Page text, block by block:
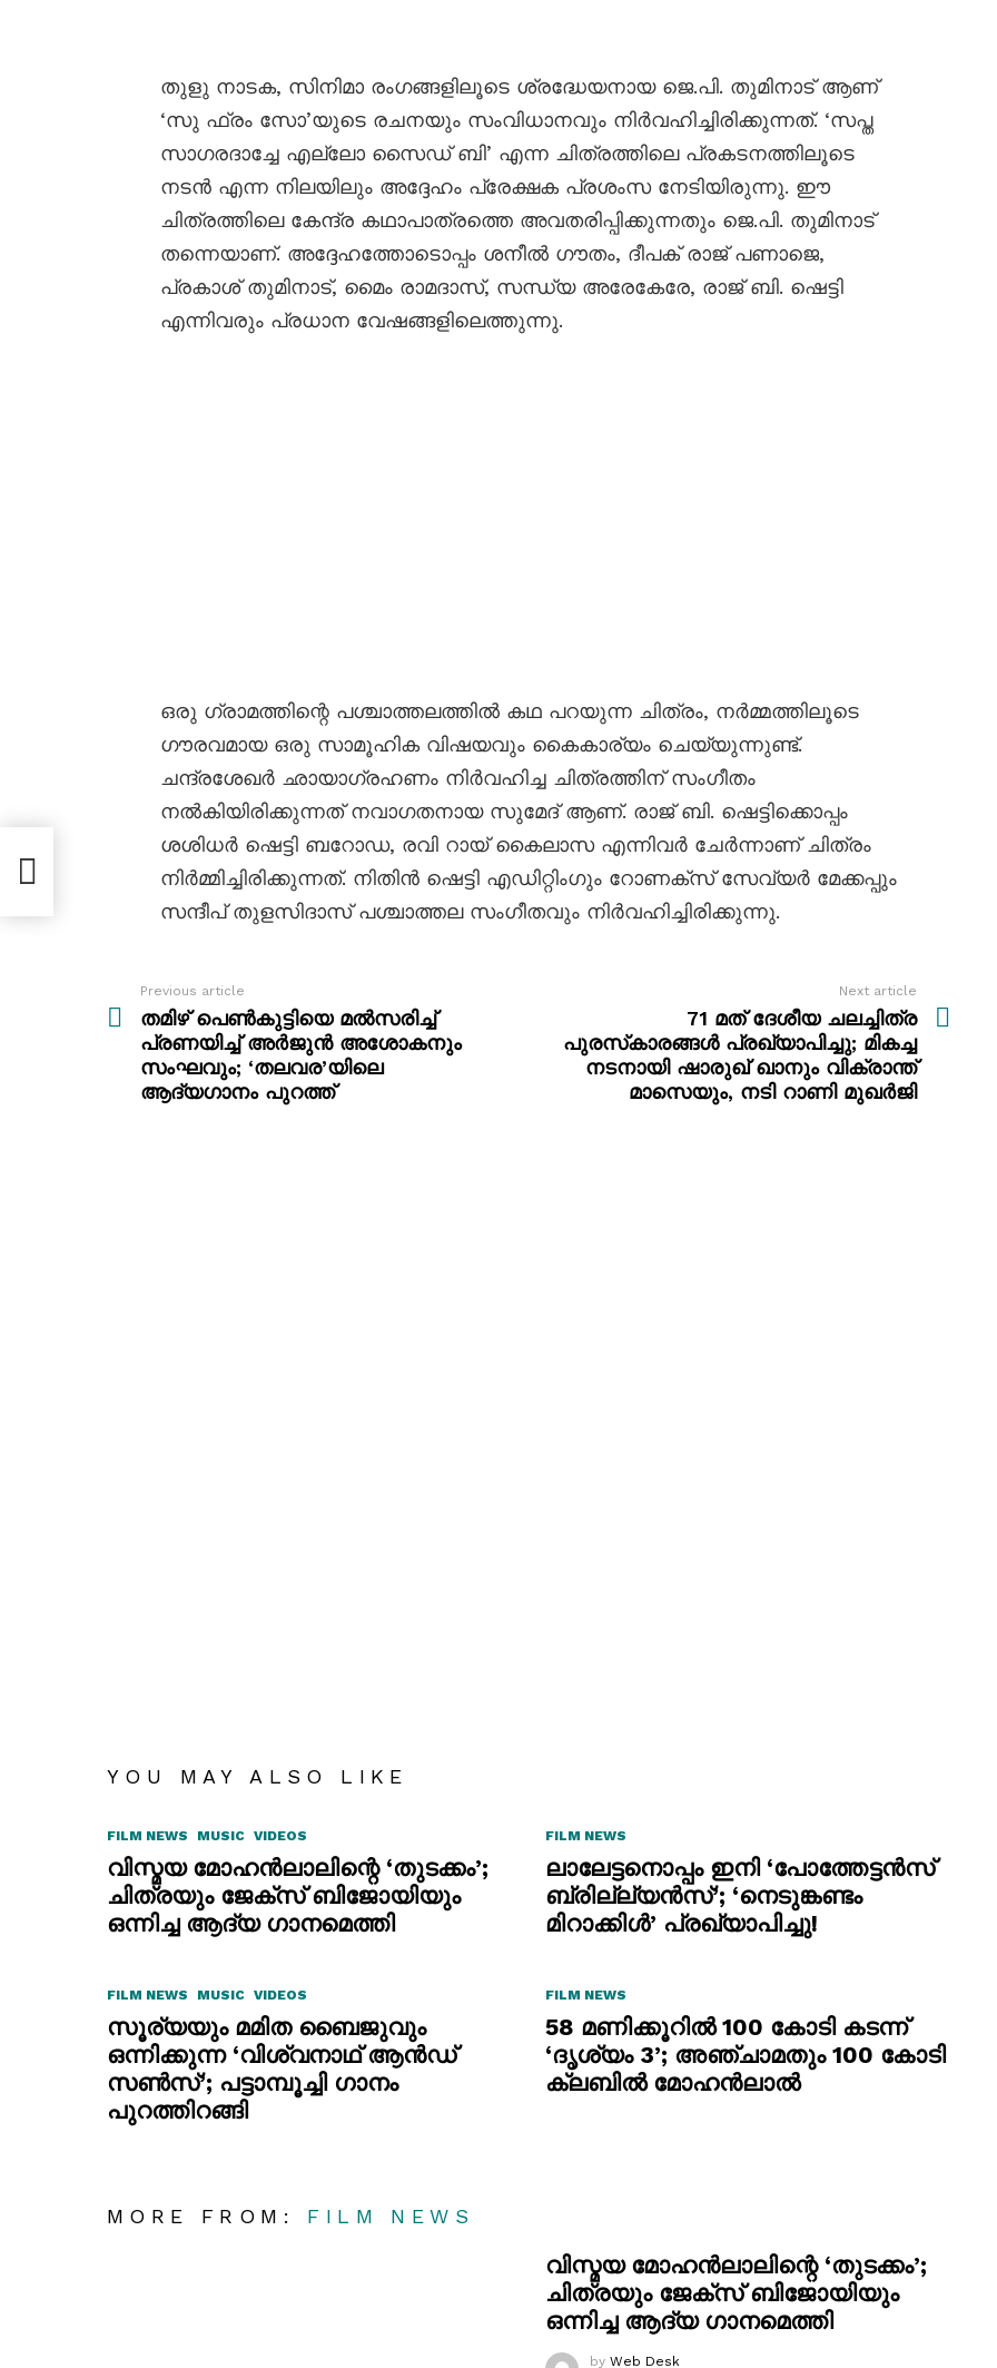
തുളു നാടക, സിനിമാ രംഗങ്ങളിലൂടെ ശ്രദ്ധേയനായ ജെ.പി. തുമിനാട് ആണ്
‘സു ഫ്രം സോ’യുടെ രചനയും സംവിധാനവും നിർവഹിച്ചിരിക്കുന്നത്. ‘സപ്ത
സാഗരദാച്ചേ എല്ലോ സൈഡ് ബി’ എന്ന ചിത്രത്തിലെ പ്രകടനത്തിലൂടെ
നടൻ എന്ന നിലയിലും അദ്ദേഹം പ്രേക്ഷക പ്രശംസ നേടിയിരുന്നു. ഈ
ചിത്രത്തിലെ കേന്ദ്ര കഥാപാത്രത്തെ അവതരിപ്പിക്കുന്നതും ജെ.പി. തുമിനാട്
തന്നെയാണ്. അദ്ദേഹത്തോടൊപ്പം ശനീൽ ഗൗതം, ദീപക് രാജ് പണാജെ,
പ്രകാശ് തുമിനാട്, മൈം രാമദാസ്, സന്ധ്യ അരേകേരേ, രാജ് ബി. ഷെട്ടി
എന്നിവരും പ്രധാന വേഷങ്ങളിലെത്തുന്നു.
ഒരു ഗ്രാമത്തിന്റെ പശ്ചാത്തലത്തിൽ കഥ പറയുന്ന ചിത്രം, നർമ്മത്തിലൂടെ
ഗൗരവമായ ഒരു സാമൂഹിക വിഷയവും കൈകാര്യം ചെയ്യുന്നുണ്ട്.
ചന്ദ്രശേഖർ ഛായാഗ്രഹണം നിർവഹിച്ച ചിത്രത്തിന് സംഗീതം
നൽകിയിരിക്കുന്നത് നവാഗതനായ സുമേദ് ആണ്. രാജ് ബി. ഷെട്ടിക്കൊപ്പം
ശശിധർ ഷെട്ടി ബറോഡ, രവി റായ് കൈലാസ എന്നിവർ ചേർന്നാണ് ചിത്രം
നിർമ്മിച്ചിരിക്കുന്നത്. നിതിൻ ഷെട്ടി എഡിറ്റിംഗും റോണക്സ് സേവ്യർ മേക്കപ്പും
സന്ദീപ് തുളസിദാസ് പശ്ചാത്തല സംഗീതവും നിർവഹിച്ചിരിക്കുന്നു.
more
Previous article
തമിഴ് പെൺകുട്ടിയെ മൽസരിച്ച്
പ്രണയിച്ച് അർജുൻ അശോകനും
സംഘവും; ‘തലവര’യിലെ
ആദ്യഗാനം പുറത്ത്
Next article
71 മത് ദേശീയ ചലച്ചിത്ര
പുരസ്‍കാരങ്ങൾ പ്രഖ്യാപിച്ചു; മികച്ച
നടനായി ഷാരുഖ് ഖാനും വിക്രാന്ത്
മാസെയും, നടി റാണി മുഖർജി
YOU MAY ALSO LIKE
FILM NEWS MUSIC VIDEOS
വിസ്മയ മോഹൻലാലിന്റെ ‘തുടക്കം’;
ചിത്രയും ജേക്സ് ബിജോയിയും
ഒന്നിച്ച ആദ്യ ഗാനമെത്തി
FILM NEWS
ലാലേട്ടനൊപ്പം ഇനി ‘പോത്തേട്ടൻസ്
ബ്രില്ല്യൻസ്’; ‘നെടുങ്കണ്ടം
മിറാക്കിൾ’ പ്രഖ്യാപിച്ചു!
FILM NEWS MUSIC VIDEOS
സൂര്യയും മമിത ബൈജുവും
ഒന്നിക്കുന്ന ‘വിശ്വനാഥ് ആൻഡ്
സൺസ്’; പട്ടാമ്പൂച്ചി ഗാനം
പുറത്തിറങ്ങി
FILM NEWS
58 മണിക്കൂറിൽ 100 കോടി കടന്ന്
‘ദൃശ്യം 3’; അഞ്ചാമതും 100 കോടി
ക്ലബിൽ മോഹൻലാൽ
MORE FROM: FILM NEWS
വിസ്മയ മോഹൻലാലിന്റെ ‘തുടക്കം’;
ചിത്രയും ജേക്സ് ബിജോയിയും
ഒന്നിച്ച ആദ്യ ഗാനമെത്തി
by Web Desk